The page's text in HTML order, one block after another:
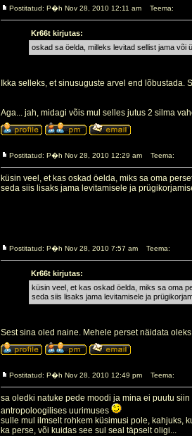
Postitatud: P�h Nov 28, 2010 12:11 am Teema:
Kr66t kirjutas:
oskad sa öelda, milleks levitad sellist jama või
Ikka selleks, et sinusuguste arvel end
Aga... jah, midagi võis mul selles jutus 2 silma
Postitatud: P�h Nov 28, 2010 12:29 am Teema:
küsin veel, et kas oskad öelda, miks sa oma
seda siis lisaks jama levitamisele ja
Postitatud: P�h Nov 28, 2010 7:57 am Teema:
Kr66t kirjutas:
küsin veel, et kas oskad öelda, miks sa oma
seda siis lisaks jama levitamisele ja
Sest sina oled naine. Mehele perset näidata
Postitatud: P�h Nov 28, 2010 12:49 pm Teema:
sa oledki natuke pede moodi ja mina ei puutu
antropoloogilises uurimuses
sulle mul ilmselt rohkem küsimusi pole, kahjuks,
ka perse, või kuidas see sul seal täpselt oligi...